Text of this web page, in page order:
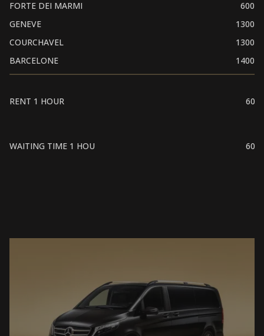
FORTE DEI MARMI
600
GENEVE
1300
COURCHAVEL
1300
BARCELONE
1400
RENT 1 HOUR 60
WAITING TIME 1 HOU 60